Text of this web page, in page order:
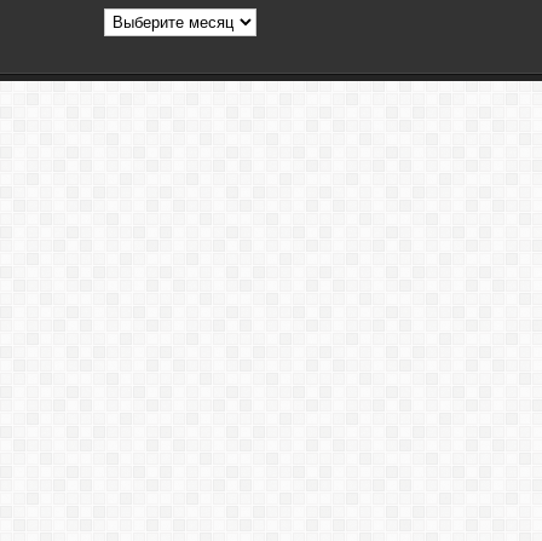
Архив
статей